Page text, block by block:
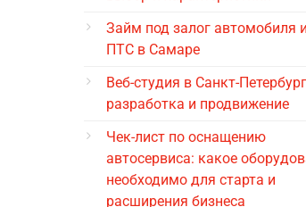
Займ под залог автомобиля
ПТС в Самаре
Веб-студия в Санкт-
разработка и продвижение
Чек-лист по оснащению
автосервиса: какое
необходимо для старта и
расширения бизнеса